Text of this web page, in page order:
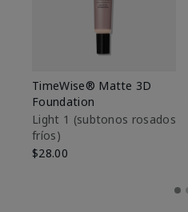
TimeWise® Matte 3D
Foundation
Light 1​ (subtonos rosados
fríos)
$28.00